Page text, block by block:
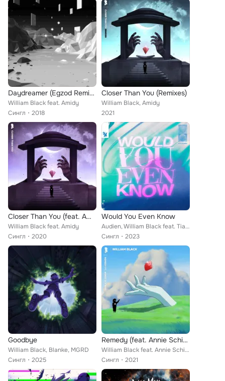
Daydreamer (Egzod Remix) (feat. AMIDY)
William Black feat. Amidy
Сингл
2018
Closer Than You (Remixes)
William Black, Amidy
2021
Closer Than You (feat. AMIDY)
William Black feat. Amidy
Сингл
2020
Would You Even Know
Audien, William Black feat. Tia Tia
Сингл
2023
Goodbye
William Black, Blanke, MGRD
Сингл
2025
Remedy (feat. Annie Schindel)
William Black feat. Annie Schindel
Сингл
2021